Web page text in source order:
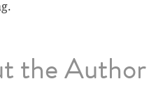
the Author